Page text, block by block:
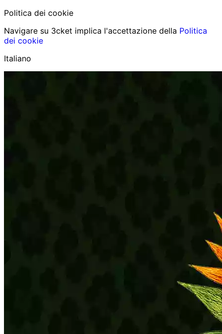
Politica dei cookie
Navigare su 3cket implica l'accettazione della Politica
dei cookie
Italiano